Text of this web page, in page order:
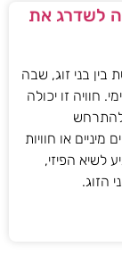
לשדרג את
בין בני זוג, שבה
חוויה זו יכולה
להתרחש
או חוויות
לשיא הפיזי,
הזוג.